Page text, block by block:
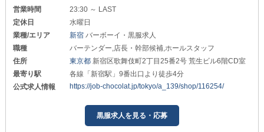
営業時間
23:30 ～ LAST
定休日
水曜日
業種/エリア
新宿バーボーイ・黒服求人
職種
バーテンダー,店長・幹部候補,ホールスタッフ
住所
東京都 新宿区歌舞伎町2丁目25番2号 荒生ビル6階CD室
最寄り駅
各線「新宿駅」9番出口より徒歩4分
公式求人情報
https://job-chocolat.jp/tokyo/a_139/shop/116254/
黒服求人を見る・応募